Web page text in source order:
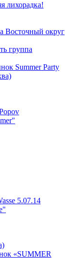
лихорадка!
Восточный округ
группа
Summer Party
5.07.14
«SUMMER